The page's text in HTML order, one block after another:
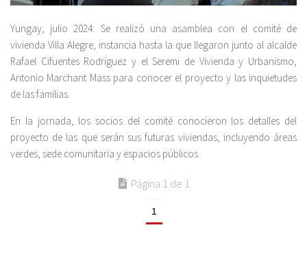
Yungay, julio 2024: Se realizó una asamblea con el comité de
vivienda Villa Alegre, instancia hasta la que llegaron junto al alcalde
Rafael Cifuentes Rodríguez y el Seremi de Vivienda y Urbanismo,
Antonio Marchant Mass para conocer el proyecto y las inquietudes
de las familias.
En la jornada, los socios del comité conocieron los detalles del
proyecto de las que serán sus futuras viviendas, incluyendo áreas
verdes, sede comunitaria y espacios públicos.
Página 1 de 1
1